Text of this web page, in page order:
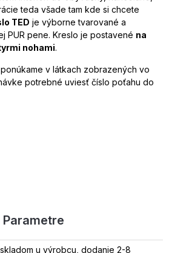
teda všade tam kde si chcete
TED je výborne tvarované a
PUR pene. Kreslo je postavené na
nohami.
ponúkame v látkach zobrazených vo
potrebné uviesť číslo poťahu do
Parametre
skladom u výrobcu, dodanie 2-8